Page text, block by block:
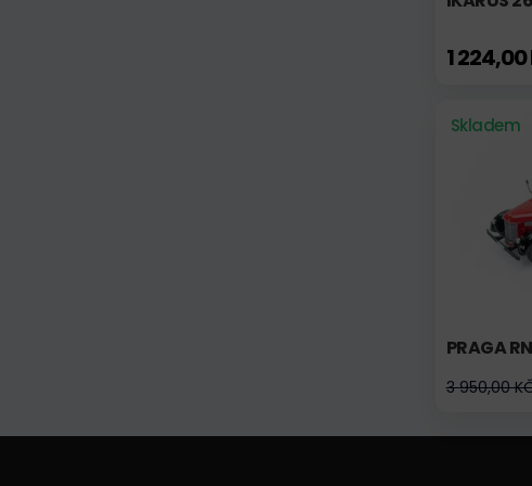
1 224,00
Skladem
PRAGA
3 950,00